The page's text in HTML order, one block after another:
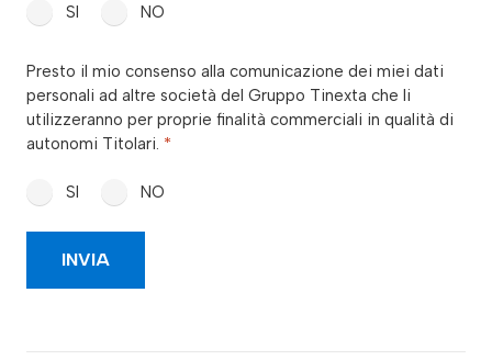
SI NO
Presto il mio consenso alla comunicazione dei miei dati
personali ad altre società del Gruppo Tinexta che li
utilizzeranno per proprie finalità commerciali in qualità di
autonomi Titolari. *
SI NO